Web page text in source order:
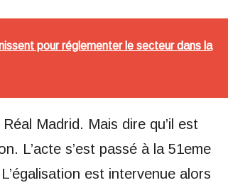
pour réglementer le secteur dans la
Madrid. Mais dire qu’il est
L’acte s’est passé à la 51eme
est intervenue alors